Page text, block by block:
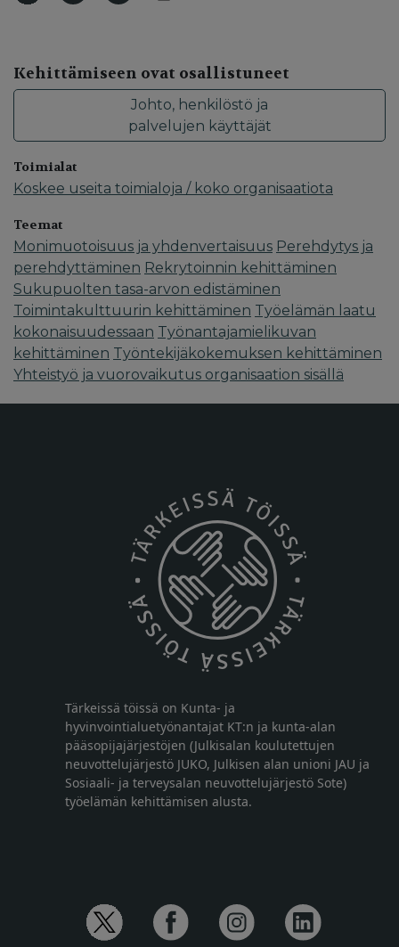
Kehittämiseen ovat osallistuneet
Johto, henkilöstö ja
palvelujen käyttäjät
Toimialat
Koskee useita toimialoja / koko organisaatiota
Teemat
Monimuotoisuus ja yhdenvertaisuus Perehdytys ja
perehdyttäminen Rekrytoinnin kehittäminen
Sukupuolten tasa-arvon edistäminen
Toimintakulttuurin kehittäminen Työelämän laatu
kokonaisuudessaan Työnantajamielikuvan
kehittäminen Työntekijäkokemuksen kehittäminen
Yhteistyö ja vuorovaikutus organisaation sisällä
Tärkeissä töissä on Kunta- ja
hyvinvointialuetyönantajat KT:n ja kunta-alan
pääsopijajärjestöjen (Julkisalan koulutettujen
neuvottelujärjestö JUKO, Julkisen alan unioni JAU ja
Sosiaali- ja terveysalan neuvottelujärjestö Sote)
työelämän kehittämisen alusta.